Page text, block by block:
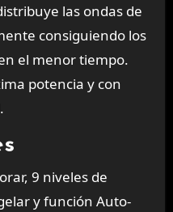
las ondas de
consiguiendo los
el menor tiempo.
potencia y con
9 niveles de
y función Auto-